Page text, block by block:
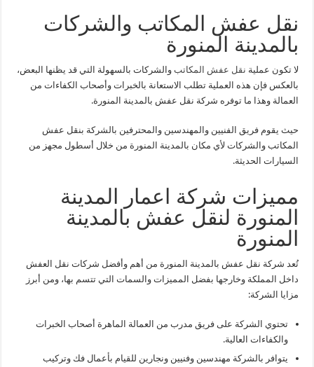
نقل عفش المكاتب والشركات
بالمدينة المنورة
لا تكون عملية نقل عفش المكاتب والشركات بالسهولة التي قد يظنها البعض،
بالعكس فإن هذه العملية تطلب الاستعانة بالخبرات وأصحاب الكفاءات من
العمالة وهذا ما توفره شركة نقل عفش بالمدينة المنورة.
حيث يقوم فريق الفنيين والمهندسين والمحترفين بالشركة بنقل عفش
المكاتب والشركات لأي مكان بالمدينة المنورة من خلال أسطول مجهز من
السيارات الحديثة.
مميزات شركة اعمار المدينة
المنورة لنقل عفش بالمدينة
المنورة
تُعد شركة نقل عفش بالمدينة المنورة من أهم وأفضل شركات نقل العفش
داخل المملكة وخارجها بفضل المميزات والسمات التي تتسم بها، ومن أبرز
مزايا الشركة:
تحتوي الشركة على فريق مدرب من العمالة الماهرة أصحاب الخبرات
والكفاءات العالية.
يتوافر بالشركة مهندسين وفنيين ونجارين للقيام بأعمال فك وتركيب